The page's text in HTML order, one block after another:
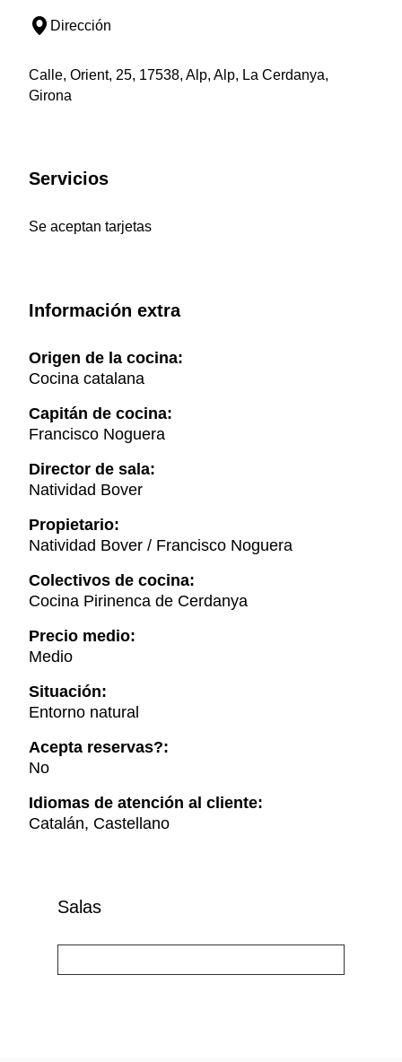
Dirección
Calle, Orient, 25, 17538, Alp, Alp, La Cerdanya,
Girona
Servicios
Se aceptan tarjetas
Información extra
Origen de la cocina:
Cocina catalana
Capitán de cocina:
Francisco Noguera
Director de sala:
Natividad Bover
Propietario:
Natividad Bover / Francisco Noguera
Colectivos de cocina:
Cocina Pirinenca de Cerdanya
Precio medio:
Medio
Situación:
Entorno natural
Acepta reservas?:
No
Idiomas de atención al cliente:
Catalán, Castellano
Salas